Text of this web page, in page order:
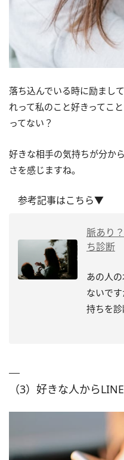
落ち込んでいる時に励まし
れって私のこと好きってこ
ってない？
好きな相手の気持ちが分か
さを感じますね。
参考記事はこちら▼
脈あり
ち診断
あの人
ないで
持ちを診
（3）好きな人から